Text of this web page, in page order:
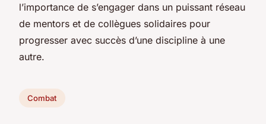
l’importance de s’engager dans un puissant réseau
de mentors et de collègues solidaires pour
progresser avec succès d’une discipline à une
autre.
Combat